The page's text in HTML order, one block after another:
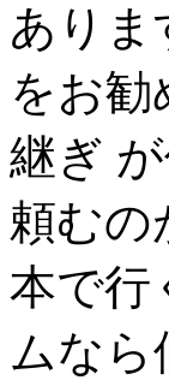
ありま
をお勧
継ぎ
頼むの
本で行
ムなら